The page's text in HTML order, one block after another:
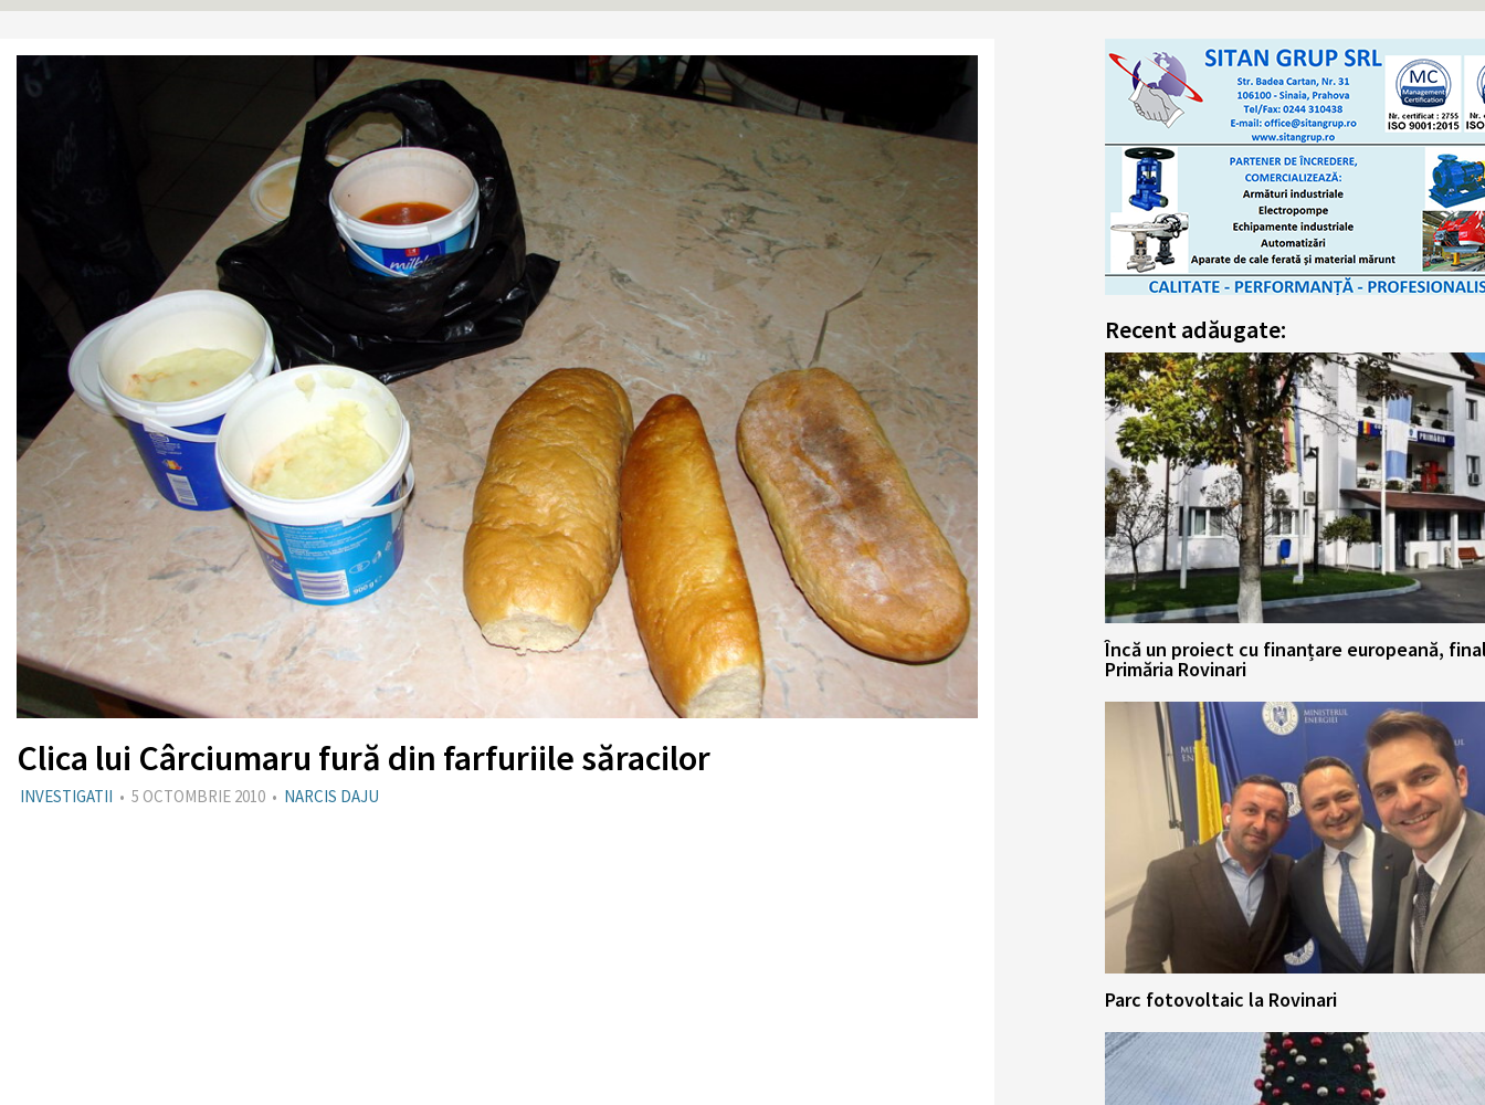
Clica lui Cârciumaru fură din farfuriile săracilor
INVESTIGATII • 5 OCTOMBRIE 2010 • NARCIS DAJU
Recent adăugate:
Încă un proiect cu finanțare europeană,
Primăria Rovinari
Parc fotovoltaic la Rovinari